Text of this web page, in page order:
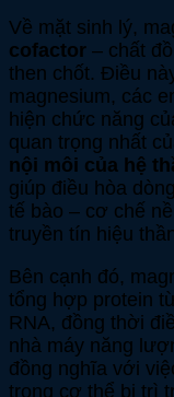
Về mặt sinh lý,
cofactor – chất
then chốt. Điều
magnesium, các
hiện chức năng
quan trọng nhất
nội môi của hệ
giúp điều hòa
tế bào – cơ chế
truyền tín hiệu
Bên cạnh đó,
tổng hợp protein
RNA, đồng thời
nhà máy năng
đồng nghĩa với
trong cơ thể bị trì